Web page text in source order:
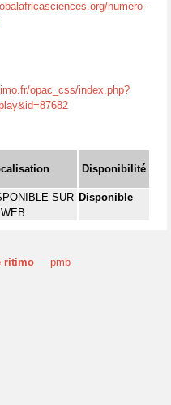
numero-
opac_css/index.php?
Disponibilité
SUR Disponible
ritimo pmb